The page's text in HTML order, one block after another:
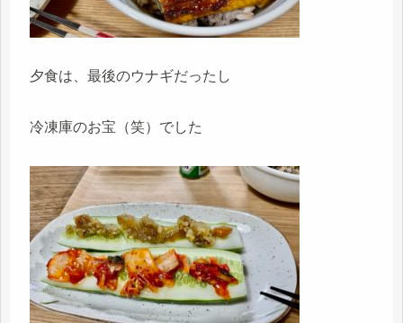
夕食は、最後のウナギだったし
冷凍庫のお宝（笑）でした